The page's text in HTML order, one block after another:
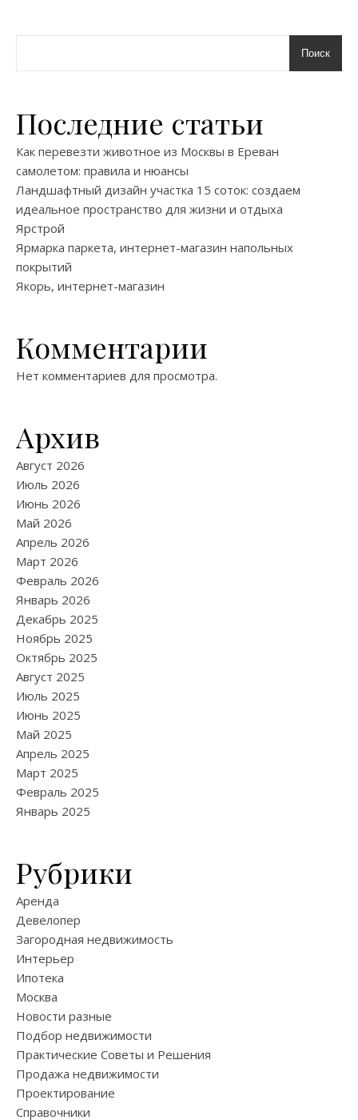
Поиск
Последние статьи
Как перевезти животное из Москвы в Ереван
самолетом: правила и нюансы
Ландшафтный дизайн участка 15 соток: создаем
идеальное пространство для жизни и отдыха
Ярстрой
Ярмарка паркета, интернет-магазин напольных
покрытий
Якорь, интернет-магазин
Комментарии
Нет комментариев для просмотра.
Архив
Август 2026
Июль 2026
Июнь 2026
Май 2026
Апрель 2026
Март 2026
Февраль 2026
Январь 2026
Декабрь 2025
Ноябрь 2025
Октябрь 2025
Август 2025
Июль 2025
Июнь 2025
Май 2025
Апрель 2025
Март 2025
Февраль 2025
Январь 2025
Рубрики
Аренда
Девелопер
Загородная недвижимость
Интерьер
Ипотека
Москва
Новости разные
Подбор недвижимости
Практические Советы и Решения
Продажа недвижимости
Проектирование
Справочники